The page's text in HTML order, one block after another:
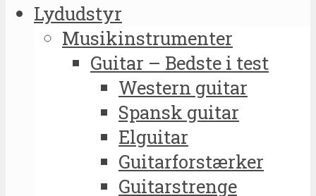
Lydudstyr
Musikinstrumenter
Guitar – Bedste i test
Western guitar
Spansk guitar
Elguitar
Guitarforstærker
Guitarstrenge